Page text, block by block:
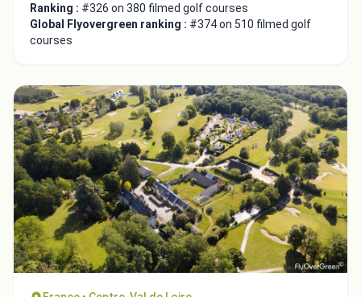
Ranking : #326 on 380 filmed golf courses
Global Flyovergreen ranking : #374 on 510 filmed golf
courses